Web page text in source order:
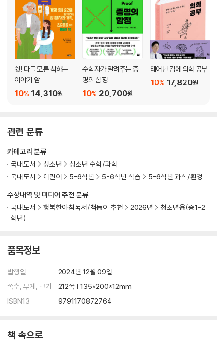
쉿! 다들 모른 척하는
이야기 암
14,310원
10%
수학자가 알려주는 증
명의 함정
20,700원
10%
태어난 김에 의학 공부
17,820원
10%
관련 분류
수상내역 및 미디어 추천 분류
국내도서
행복한아침독서/책둥이 추천 2026년
청소년용(중1-2
학년)
카테고리 분류
국내도서
청소년
청소년 수학/과학
국내도서
어린이 5-6학년 5-6학년 학습 5-6학년 과학/환경
품목정보
발행일
2024년 12월 09일
쪽수, 무게, 크기
212쪽 | 135*200*12mm
ISBN13
9791170872764
책 속으로